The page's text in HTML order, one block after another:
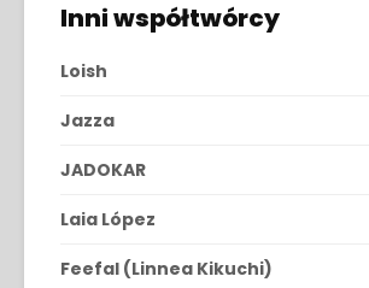
Inni współtwórcy
Loish
Jazza
JADOKAR
Laia López
Feefal (Linnea Kikuchi)